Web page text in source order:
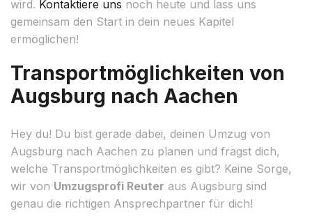
wird. Kontaktiere uns noch heute und lass uns
gemeinsam den Start in dein neues Kapitel
ermöglichen!
Transportmöglichkeiten von
Augsburg nach Aachen
Hey du! Du bist gerade dabei, deinen Umzug von
Augsburg nach Aachen zu planen und fragst dich,
welche Transportmöglichkeiten es gibt? Keine Sorge,
wir von Umzugsprofi Reuter aus Augsburg sind
genau die richtigen Ansprechpartner für dich!